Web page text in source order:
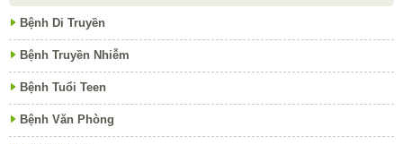
Bệnh Di Truyền
Bệnh Truyền Nhiễm
Bệnh Tuổi Teen
Bệnh Văn Phòng